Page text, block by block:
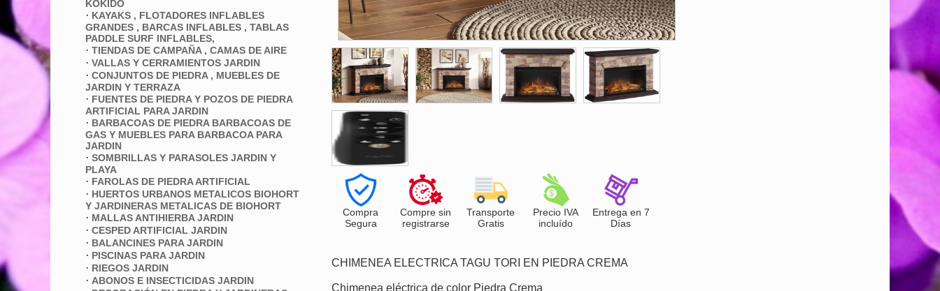
KOKIDO
· KAYAKS , FLOTADORES INFLABLES
GRANDES , BARCAS INFLABLES , TABLAS
PADDLE SURF INFLABLES,
· TIENDAS DE CAMPAÑA , CAMAS DE AIRE
· VALLAS Y CERRAMIENTOS JARDIN
· CONJUNTOS DE PIEDRA , MUEBLES DE
JARDIN Y TERRAZA
· FUENTES DE PIEDRA Y POZOS DE PIEDRA
ARTIFICIAL PARA JARDIN
· BARBACOAS DE PIEDRA BARBACOAS DE
GAS Y MUEBLES PARA BARBACOA PARA
JARDIN
· SOMBRILLAS Y PARASOLES JARDIN Y
PLAYA
· FAROLAS DE PIEDRA ARTIFICIAL
· HUERTOS URBANOS METALICOS BIOHORT
Y JARDINERAS METALICAS DE BIOHORT
· MALLAS ANTIHIERBA JARDIN
· CESPED ARTIFICIAL JARDIN
· BALANCINES PARA JARDIN
· PISCINAS PARA JARDIN
· RIEGOS JARDIN
· ABONOS E INSECTICIDAS JARDIN
Compra
Segura
Compre sin
registrarse
Transporte
Gratis
Precio IVA
incluído
Entrega en 7
Días
CHIMENEA ELECTRICA TAGU TORI EN PIEDRA CREMA
Chimenea eléctrica de color Piedra Crema